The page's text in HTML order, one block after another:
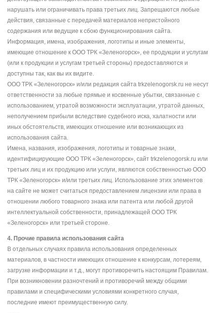
нарушать или ограничивать права третьих лиц. Запрещаются любые
действия, связанные с передачей материалов непристойного
содержания или ведущие к сбою функционирования сайта.
Информация, имена, изображения, логотипы и иные элементы,
имеющие отношение к ООО ТРК «Зеленогорск», ее продукции и услугам
(или к продукции и услугам третьей стороны) предоставляются и
доступны так, как вы их видите.
ООО ТРК «Зеленогорск» и/или редакция сайта trkzelenogorsk.ru не несут
ответственности за любые прямые и косвенные убытки, связанные с
использованием, утратой возможности эксплуатации, утратой данных,
неполучением прибыли вследствие судебного иска, халатности или
иных обстоятельств, имеющих отношение или возникающих из
использования сайта.
Имена, названия, изображения, логотипы и товарные знаки,
идентифицирующие ООО ТРК «Зеленогорск», сайт trkzelenogorsk.ru или
третьих лиц и их продукцию или услуги, являются собственностью ООО
ТРК «Зеленогорск» и/или третьих лиц. Использование этих элементов
на сайте не может считаться предоставлением лицензии или права в
отношении любого товарного знака или патента или любой другой
интеллектуальной собственности, принадлежащей ООО ТРК
«Зеленогорск» или третьей стороне.
4. Прочие правила использования сайта
В отдельных случаях правила использования определенных
материалов, в частности имеющих отношение к конкурсам, лотереям,
загрузке информации и т.д., могут противоречить настоящим Правилам.
При возникновении разночтений и противоречий между общими
правилами и специфическими условиями конкретного случая,
последние имеют преимущественную силу.